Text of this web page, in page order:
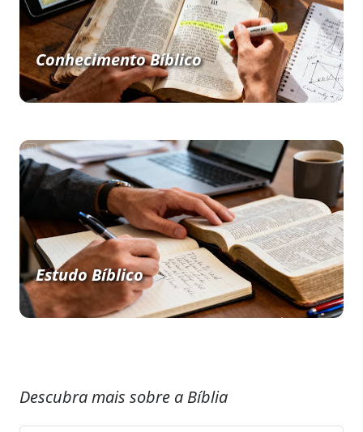
Conhecimento Bíblico
Estudo Bíblico
Descubra mais sobre a Bíblia